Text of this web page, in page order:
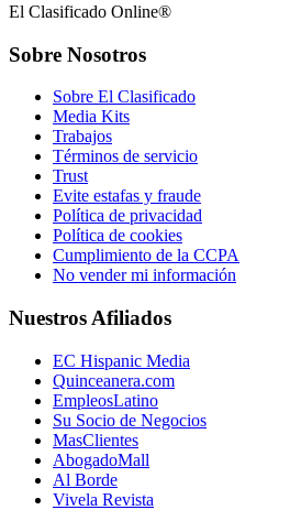
El Clasificado Online®
Sobre Nosotros
Sobre El Clasificado
Media Kits
Trabajos
Términos de servicio
Trust
Evite estafas y fraude
Política de privacidad
Política de cookies
Cumplimiento de la CCPA
No vender mi información
Nuestros Afiliados
EC Hispanic Media
Quinceanera.com
EmpleosLatino
Su Socio de Negocios
MasClientes
AbogadoMall
Al Borde
Vivela Revista